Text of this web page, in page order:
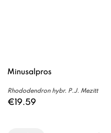
Minusalpros
Rhododendron hybr. P.J. Mezitt
€19.59